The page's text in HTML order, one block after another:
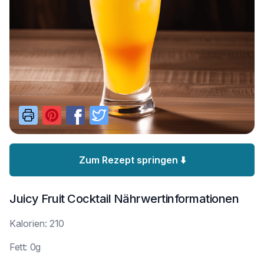
Zum Rezept springen ⬇️
Juicy Fruit Cocktail Nährwertinformationen
Kalorien: 210
Fett: 0g